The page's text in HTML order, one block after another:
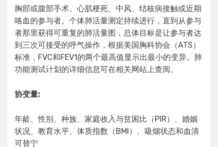
胸部或腹部手术、心肌梗死、中风、结核病接触或近期
咯血的参与者。个体肺活量测定持续进行，直到从参与
者那里获得可重复的肺活量图，总体目标是让参与者达
到三次可接受的呼气操作，根据美国胸科协会（ATS）
标准，FVC和FEV1的两个最高值显示出最小的变异。肺
功能测试计划的详细信息可在相关网站上查阅。
协变量:
年龄、性别、种族、家庭收入与贫困比（PIR）、婚姻
状况、教育水平、体质指数（BMI）、吸烟状态和血清
可替宁